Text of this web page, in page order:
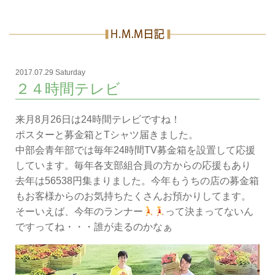
2017.07.29 Saturday
２４時間テレビ
来月8月26日は24時間テレビですね！
ポスターと募金箱とTシャツ届きました。
中部会青年部では毎年24時間TV募金箱を設置して応援
しています。毎年各支部組合員の方からの応援もあり
去年は56538円集まりました。今年もうちの店の募金箱
もお客様からのお気持ちたくさんお預かりしてます。
そーいえば、今年のランナー
って決まってないん
ですってね・・・誰が走るのかなぁ